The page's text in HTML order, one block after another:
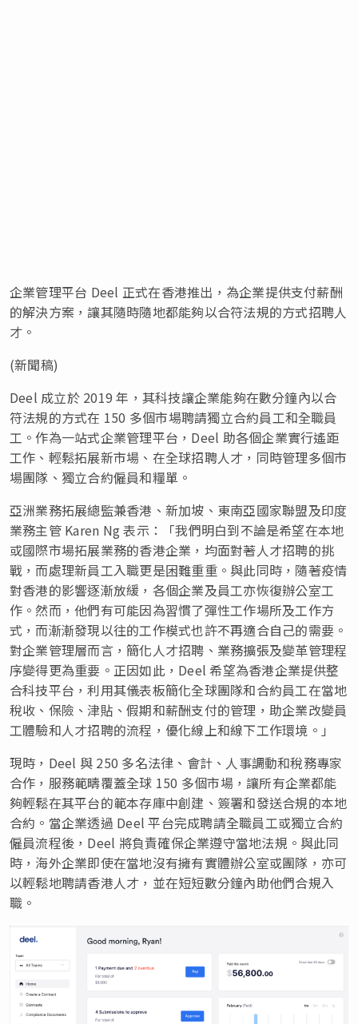
企業管理平台 Deel 正式在香港推出，為企業提供支付薪酬
的解決方案，讓其隨時隨地都能夠以合符法規的方式招聘人
才。
(新聞稿)
Deel 成立於 2019 年，其科技讓企業能夠在數分鐘內以合
符法規的方式在 150 多個市場聘請獨立合約員工和全職員
工。作為一站式企業管理平台，Deel 助各個企業實行遙距
工作、輕鬆拓展新市場、在全球招聘人才，同時管理多個市
場團隊、獨立合約僱員和糧單。
亞洲業務拓展總監兼香港、新加坡、東南亞國家聯盟及印度
業務主管 Karen Ng 表示：「我們明白到不論是希望在本地
或國際市場拓展業務的香港企業，均面對著人才招聘的挑
戰，而處理新員工入職更是困難重重。與此同時，隨著疫情
對香港的影響逐漸放緩，各個企業及員工亦恢復辦公室工
作。然而，他們有可能因為習慣了彈性工作場所及工作方
式，而漸漸發現以往的工作模式也許不再適合自己的需要。
對企業管理層而言，簡化人才招聘、業務擴張及變革管理程
序變得更為重要。正因如此，Deel 希望為香港企業提供整
合科技平台，利用其儀表板簡化全球團隊和合約員工在當地
稅收、保險、津貼、假期和薪酬支付的管理，助企業改變員
工體驗和人才招聘的流程，優化線上和線下工作環境。」
現時，Deel 與 250 多名法律、會計、人事調動和稅務專家
合作，服務範疇覆蓋全球 150 多個市場，讓所有企業都能
夠輕鬆在其平台的範本存庫中創建、簽署和發送合規的本地
合約。當企業透過 Deel 平台完成聘請全職員工或獨立合約
僱員流程後，Deel 將負責確保企業遵守當地法規。與此同
時，海外企業即使在當地沒有擁有實體辦公室或團隊，亦可
以輕鬆地聘請香港人才，並在短短數分鐘內助他們合規入
職。